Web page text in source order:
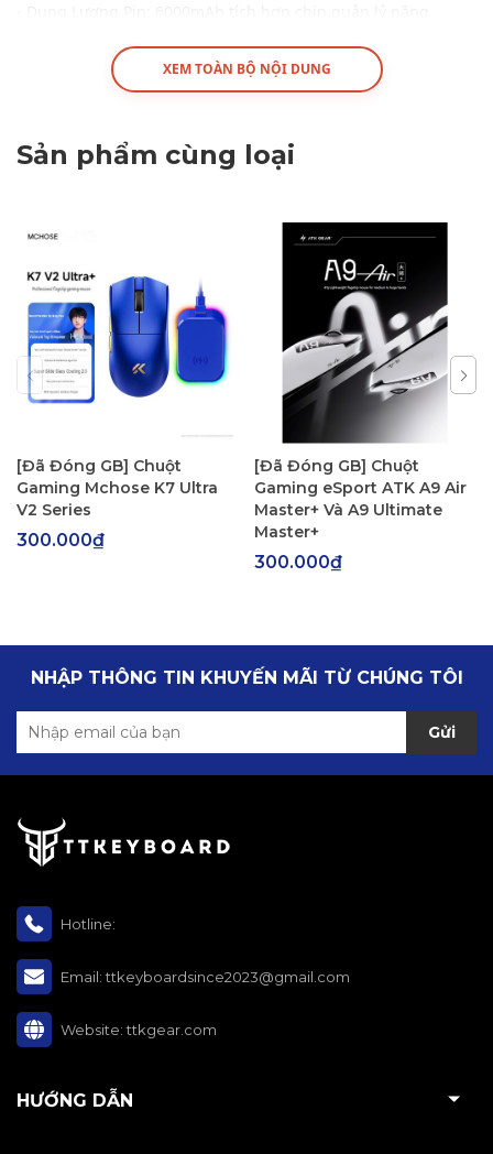
- Hệ thống LED: Hộp đèn ARGB "Air" độc lập cạnh trên (500Hz
chống nhấp nháy, tăng 50% độ sáng) với hơn 20 hiệu ứng
- Tùy biến qua phần mềm Aula Hub 3.0 độc quyền.
Mini Air cam/trắng SW Pink Gold MINI
XEM TOÀN BỘ NỘI DUNG
Sản phẩm cùng loại
[Đã Đóng GB] Chuột
Gaming Mchose K7 Ultra
V2 Series
300.000₫
[Đã Đóng GB] Chuột
Gaming eSport ATK A9 Air
Master+ Và A9 Ultimate
Master+
300.000₫
NHẬP THÔNG TIN KHUYẾN MÃI TỪ CHÚNG TÔI
Gửi
Hotline:
Email:ttkeyboardsince2023@gmail.com
Website:ttkgear.com
HƯỚNG DẪN